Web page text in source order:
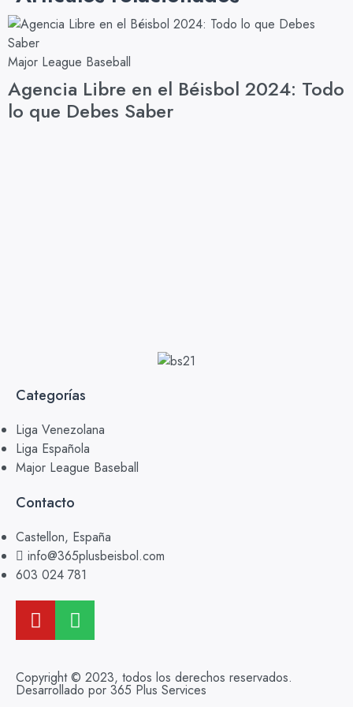
Major League Baseball
Agencia Libre en el Béisbol 2024: Todo
lo que Debes Saber
Categorías
Liga Venezolana
Liga Española
Major League Baseball
Contacto
Castellon, España
info@365plusbeisbol.com
603 024 781
Copyright © 2023, todos los derechos reservados.
Desarrollado por 365 Plus Services